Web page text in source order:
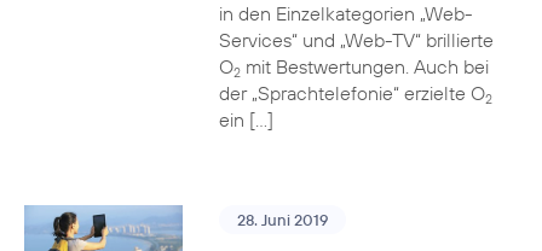
in den Einzelkategorien „Web-
Services“ und „Web-TV“ brillierte
O2mit Bestwertungen. Auch bei
der „Sprachtelefonie“ erzielte O2
ein […]
28. Juni 2019